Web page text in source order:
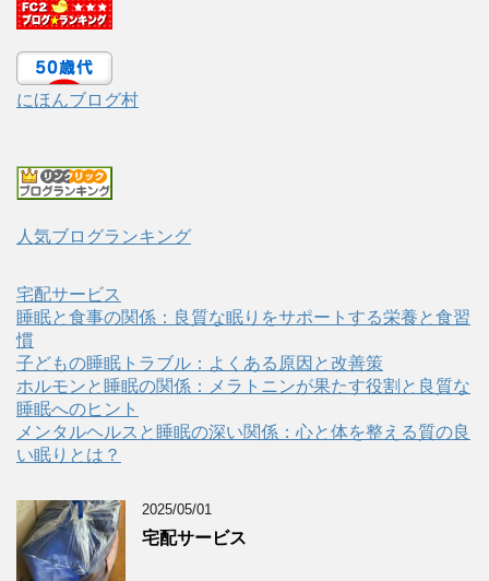
にほんブログ村
人気ブログランキング
宅配サービス
睡眠と食事の関係：良質な眠りをサポートする栄養と食習
慣
子どもの睡眠トラブル：よくある原因と改善策
ホルモンと睡眠の関係：メラトニンが果たす役割と良質な
睡眠へのヒント
メンタルヘルスと睡眠の深い関係：心と体を整える質の良
い眠りとは？
2025/05/01
宅配サービス